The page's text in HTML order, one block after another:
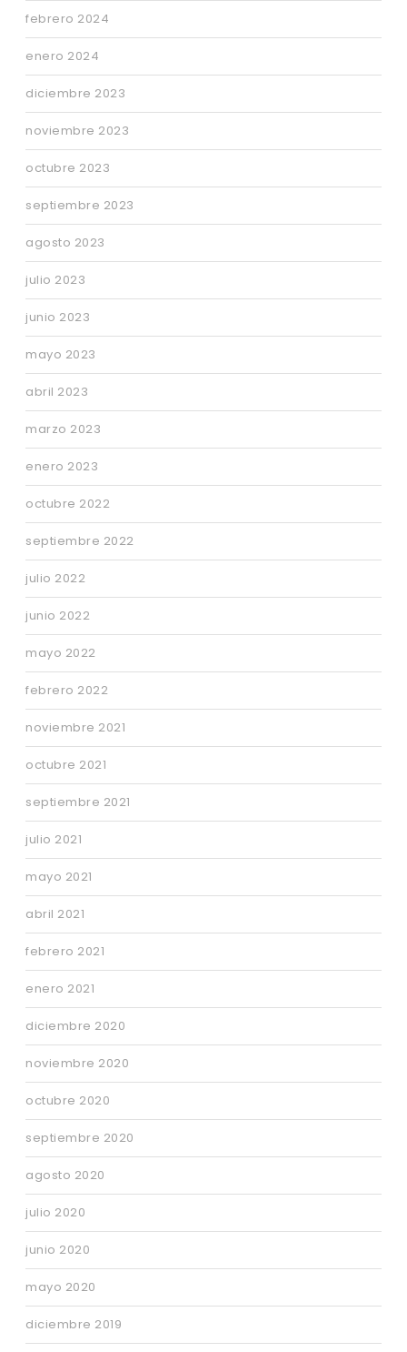
febrero 2024
enero 2024
diciembre 2023
noviembre 2023
octubre 2023
septiembre 2023
agosto 2023
julio 2023
junio 2023
mayo 2023
abril 2023
marzo 2023
enero 2023
octubre 2022
septiembre 2022
julio 2022
junio 2022
mayo 2022
febrero 2022
noviembre 2021
octubre 2021
septiembre 2021
julio 2021
mayo 2021
abril 2021
febrero 2021
enero 2021
diciembre 2020
noviembre 2020
octubre 2020
septiembre 2020
agosto 2020
julio 2020
junio 2020
mayo 2020
diciembre 2019